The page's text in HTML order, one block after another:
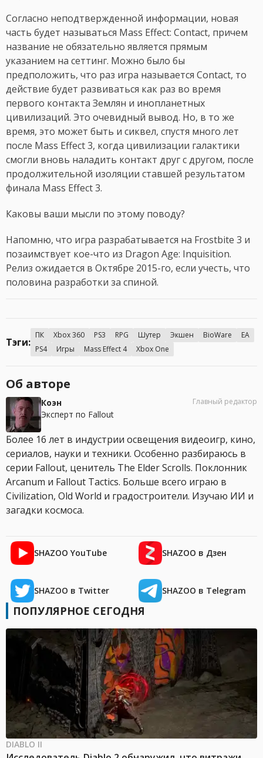
Согласно неподтвержденной информации, новая
часть будет называться Mass Effect: Contact, причем
название не обязательно является прямым
указанием на сеттинг. Можно было бы
предположить, что раз игра называется Contact, то
действие будет развиваться как раз во время
первого контакта Землян и инопланетных
цивилизаций. Это очевидный вывод. Но, в то же
время, это может быть и сиквел, спустя много лет
после Mass Effect 3, когда цивилизации галактики
смогли вновь наладить контакт друг с другом, после
продолжительной изоляции ставшей результатом
финала Mass Effect 3.
Каковы ваши мысли по этому поводу?
Напомню, что игра разрабатывается на Frostbite 3 и
позаимствует кое-что из Dragon Age: Inquisition.
Релиз ожидается в Октябре 2015-го, если учесть, что
половина разработки за спиной.
Тэги:
ПК Xbox 360 PS3 RPG Шутер Экшен BioWare
EA
PS4
Игры Mass Effect 4 Xbox One
Об авторе
Коэн
Эксперт по Fallout
Главный редактор
Более 16 лет в индустрии освещения видеоигр, кино,
сериалов, науки и техники. Особенно разбираюсь в
серии Fallout, ценитель The Elder Scrolls. Поклонник
Arcanum и Fallout Tactics. Больше всего играю в
Civilization, Old World и градостроители. Изучаю ИИ и
загадки космоса.
SHAZOO YouTube SHAZOO в Дзен
SHAZOO в Twitter SHAZOO в Telegram
ПОПУЛЯРНОЕ СЕГОДНЯ
DIABLO II